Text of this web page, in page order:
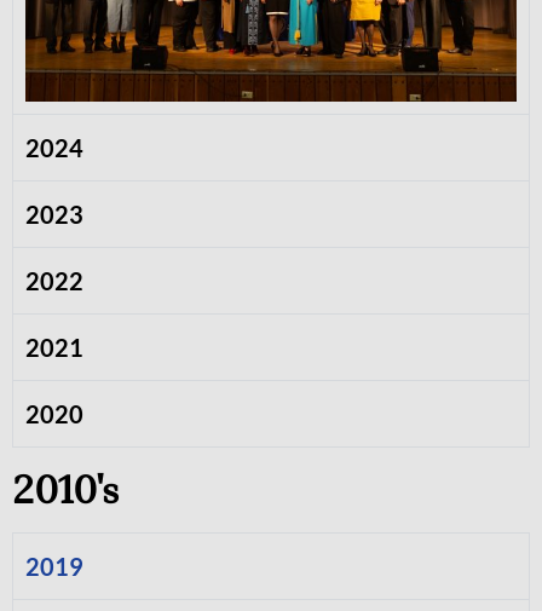
2024
2023
2022
2021
2020
2010's
2019